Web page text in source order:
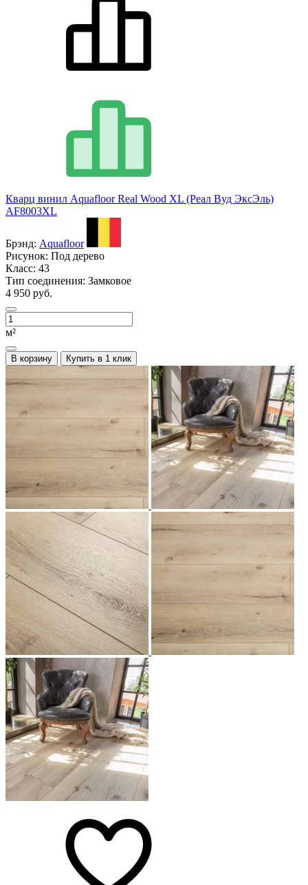
Кварц винил Aquafloor Real Wood XL (Реал Вуд ЭксЭль)
AF8003XL
Брэнд: Aquafloor
Рисунок: Под дерево
Класс: 43
Тип соединения: Замковое
4 950 руб.
м²
В корзину Купить в 1 клик